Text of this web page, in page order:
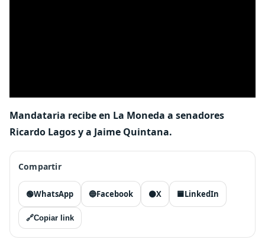
Mandataria recibe en La Moneda a senadores
Ricardo Lagos y a Jaime Quintana.
Compartir
🟢WhatsApp 🔵Facebook ⚫X 🟦LinkedIn
🔗Copiar link